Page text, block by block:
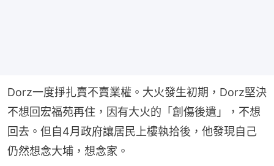
Dorz一度掙扎賣不賣業權。大火發生初期，Dorz堅決
不想回宏福苑再住，因有大火的「創傷後遺」，不想
回去。但自4月政府讓居民上樓執拾後，他發現自己
仍然想念大埔，想念家。